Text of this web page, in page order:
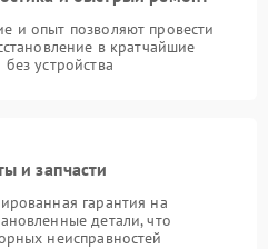
и опыт позволяют провести
в кратчайшие
устройства
и запчасти
гарантия на
детали, что
неисправностей